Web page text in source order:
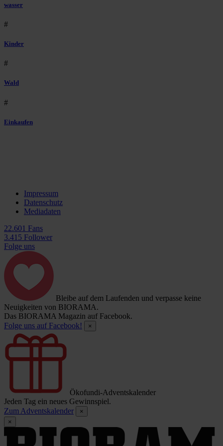
wasser
#
Kinder
#
Wald
#
Einkaufen
Impressum
Datenschutz
Mediadaten
22.601 Fans
3.415 Follower
Folge uns
Bleibe auf dem Laufenden und verpasse keine
Neuigkeiten von BIORAMA.
Das BIORAMA Magazin auf Facebook.
Folge uns auf Facebook!
×
Ökofundi-Adventskalender
Jeden Tag ein neues Gewinnspiel.
Zum Adventskalender
×
×